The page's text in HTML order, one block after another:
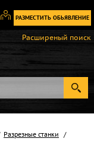
РАЗМЕСТИТЬ ОБЬЯВЛЕНИЕ
Вход
Регистрация
Расширеный поиск
Разрезные станки